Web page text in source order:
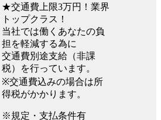
★交通費上限3万円！業界
トップクラス！
当社では働くあなたの負
担を軽減する為に
交通費別途支給（非課
税）を行っています。
※交通費込みの場合は所
得税がかかります。
※規定・支払条件有